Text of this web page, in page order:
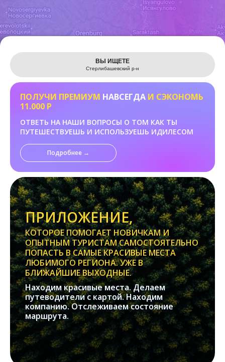
Leaflet
ВЫ ИЩЕТЕ
Стерлибашевский р-н
ПОЛУЧИ ПРЕМИУМ НАВСЕГДА И СЭКОНОМЬ
11.000 Р
ОТВЕТЬ НА НАШИ ВОПРОСЫ О ТОМ КАК ТЫ
ПУТЕШЕСТВУЕШЬ И ИСПОЛЬЗУЕШЬ ИДИЛЕСОМ
Подробнее →
ПРИЛОЖЕНИЕ,
КОТОРОЕ ПОМОГАЕТ НОВИЧКАМ И
ОПЫТНЫМ ТУРИСТАМ САМОСТОЯТЕЛЬНО
ПОПАСТЬ В САМЫЕ КРАСИВЫЕ МЕСТА
ЛЮБИМОГО РЕГИОНА. УЖЕ В
БЛИЖАЙШИЕ ВЫХОДНЫЕ.
Находим красивые места. Делаем
путеводители с картой. Находим
компанию. Отслеживаем состояние
маршрута.